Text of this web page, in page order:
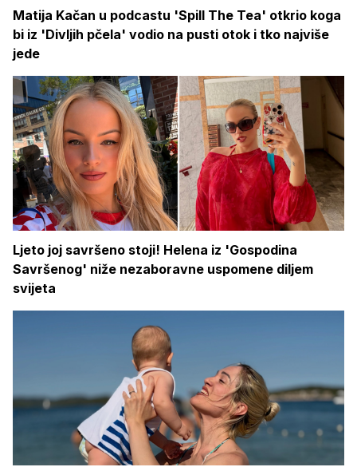
Matija Kačan u podcastu 'Spill The Tea' otkrio koga
bi iz 'Divljih pčela' vodio na pusti otok i tko najviše
jede
Ljeto joj savršeno stoji! Helena iz 'Gospodina
Savršenog' niže nezaboravne uspomene diljem
svijeta